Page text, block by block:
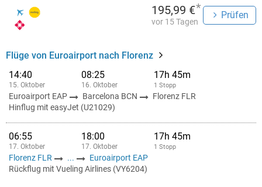
195,99 €*
vor 15 Tagen
Prüfen
Flüge von Euroairport nach Florenz
14:40
15. Oktober
08:25
16. Oktober
17h 45m
1 Stopp
Euroairport EAP Barcelona BCN
Florenz FLR
Hinflug mit easyJet (U21029)
06:55
17. Oktober
18:00
17. Oktober
17h 45m
1 Stopp
Florenz FLR ...
Euroairport EAP
Rückflug mit Vueling Airlines (VY6204)